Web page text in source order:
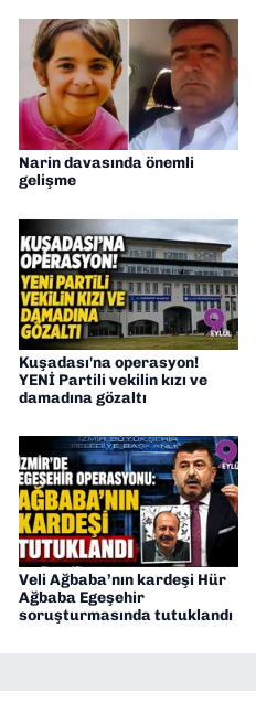
Narin davasında önemli
gelişme
Kuşadası'na operasyon!
YENİ Partili vekilin kızı ve
damadına gözaltı
Veli Ağbaba’nın kardeşi Hür
Ağbaba Egeşehir
soruşturmasında tutuklandı